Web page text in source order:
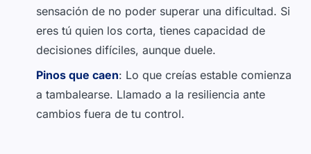
sensación de no poder superar una dificultad. Si
eres tú quien los corta, tienes capacidad de
decisiones difíciles, aunque duele.
Pinos que caen: Lo que creías estable comienza
a tambalearse. Llamado a la resiliencia ante
cambios fuera de tu control.